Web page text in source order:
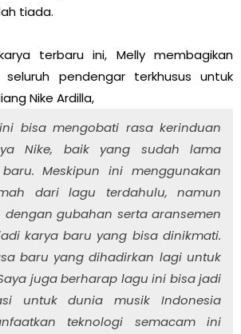
tiada.
terbaru ini, Melly membagikan
pendengar terkhusus untuk
Nike Ardilla,
bisa mengobati rasa kerinduan
Nike, baik yang sudah lama
Meskipun ini menggunakan
dari lagu terdahulu, namun
dengan gubahan serta aransemen
karya baru yang bisa dinikmati.
baru yang dihadirkan lagi untuk
juga berharap lagu ini bisa jadi
untuk dunia musik Indonesia
teknologi semacam ini